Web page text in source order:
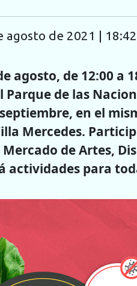
agosto de 2021 | 18:42
agosto, de 12:00 a
Parque de las
en el
Mercedes.
de Artes,
actividades para